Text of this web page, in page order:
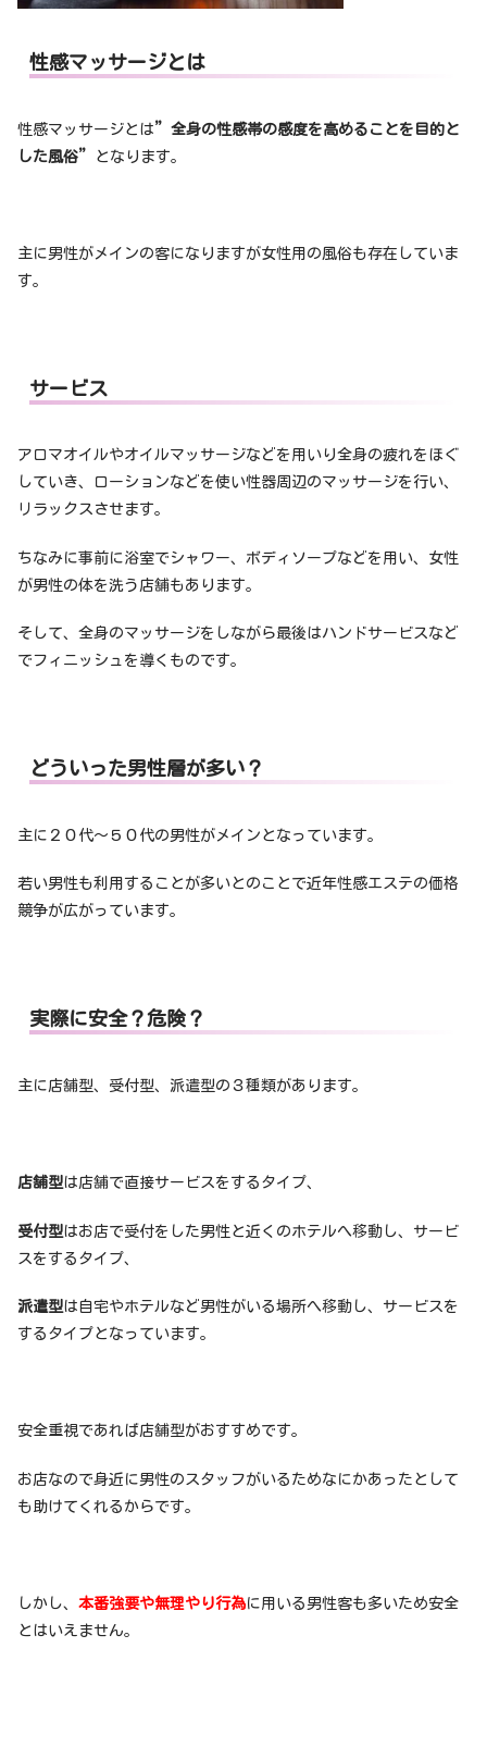
性感マッサージとは
性感マッサージとは”全身の性感帯の感度を高めることを目的と
した風俗”
となります。
主に男性がメインの客になりますが女性用の風俗も存在していま
す。
サービス
アロマオイルやオイルマッサージなどを用いり全身の疲れをほぐ
していき、ローションなどを使い性器周辺のマッサージを行い、
リラックスさせます。
ちなみに事前に浴室でシャワー、ボディソープなどを用い、女性
が男性の体を洗う店舗もあります。
そして、全身のマッサージをしながら最後はハンドサービスなど
でフィニッシュを導くものです。
どういった男性層が多い？
主に２０代～５０代の男性がメインとなっています。
若い男性も利用することが多いとのことで近年性感エステの価格
競争が広がっています。
実際に安全？危険？
主に店舗型、受付型、派遣型の３種類があります。
店舗型は店舗で直接サービスをするタイプ、
受付型はお店で受付をした男性と近くのホテルへ移動し、サービ
スをするタイプ、
派遣型は自宅やホテルなど男性がいる場所へ移動し、サービスを
するタイプとなっています。
安全重視であれば店舗型がおすすめです。
お店なので身近に男性のスタッフがいるためなにかあったとして
も助けてくれるからです。
しかし、 本番強要や無理やり行為に用いる男性客も多いため安全
とはいえません。